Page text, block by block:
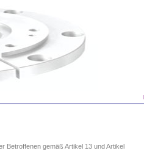
Betroffenen gemäß Artikel 13 und Artikel